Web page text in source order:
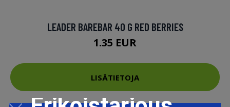
LEADER BAREBAR 40 G RED BERRIES
1.35 EUR
LISÄTIETOJA